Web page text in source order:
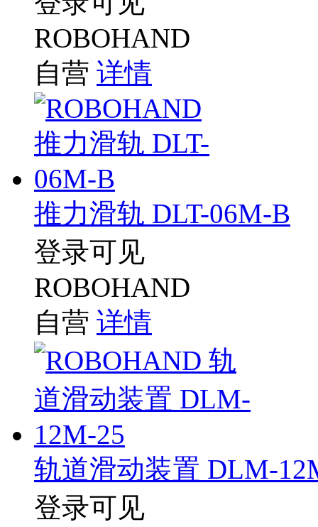
ROBOHAND
自营 详情
推力滑轨 DLT-06M-B
登录可见
ROBOHAND
自营 详情
轨道滑动装置 DLM-
登录可见